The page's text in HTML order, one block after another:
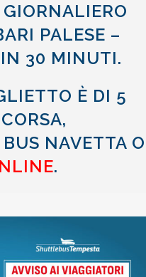
PALESE –
30 MINUTI.
È DI 5
NAVETTA O
.